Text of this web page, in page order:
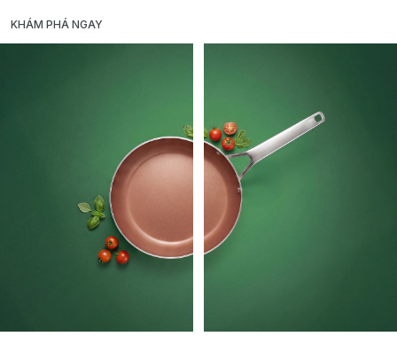
KHÁM PHÁ NGAY